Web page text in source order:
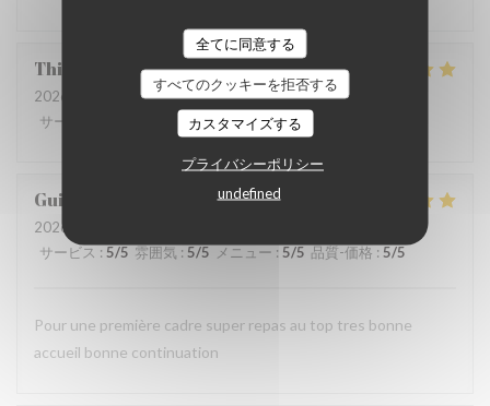
全てに同意する
すべてのクッキーを拒否する
カスタマイズする
プライバシーポリシー
undefined
Thierry
2026-08-07
- 12:15 - ゲスト 4
サービス
4/5 メニュー:5/5
Guillemant
2026-08-07
サービス : 5/5 雰囲気 : 5/5 メニュー : 5/5 品質-価格 : 5/5
Pour une première cadre super repas au top tres bonne
accueil bonne continuation